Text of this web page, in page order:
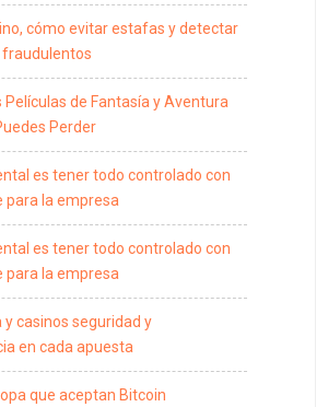
cómo evitar estafas y detectar
Películas de Fantasía y Aventura
Perder
es tener todo controlado con
para la empresa
es tener todo controlado con
para la empresa
casinos seguridad y
en cada apuesta
que aceptan Bitcoin